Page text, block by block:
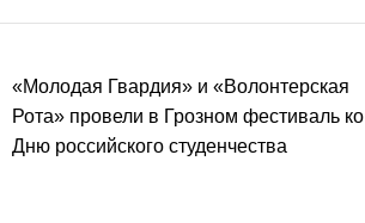
«Молодая Гвардия» и «Волонтерская
Рота» провели в Грозном фестиваль ко
Дню российского студенчества